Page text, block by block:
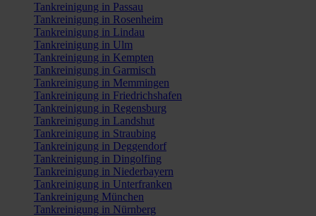
Tankreinigung in Passau
Tankreinigung in Rosenheim
Tankreinigung in Lindau
Tankreinigung in Ulm
Tankreinigung in Kempten
Tankreinigung in Garmisch
Tankreinigung in Memmingen
Tankreinigung in Friedrichshafen
Tankreinigung in Regensburg
Tankreinigung in Landshut
Tankreinigung in Straubing
Tankreinigung in Deggendorf
Tankreinigung in Dingolfing
Tankreinigung in Niederbayern
Tankreinigung in Unterfranken
Tankreinigung München
Tankreinigung in Nürnberg